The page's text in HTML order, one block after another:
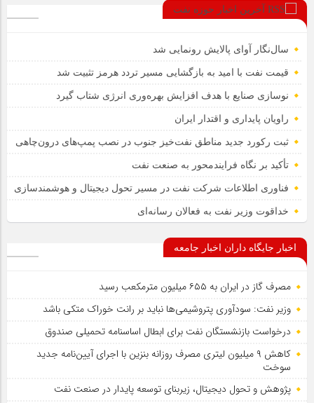
آخرین اخبار حوزه نفت
سال‌نگار آوای پالایش رونمایی شد
قیمت نفت با امید به بازگشایی مسیر تردد هرمز تثبیت شد
نوسازی صنایع با هدف افزایش بهره‌وری انرژی شتاب گیرد
راویان پایداری و اقتدار ایران
ثبت رکورد جدید مناطق نفت‌خیز جنوب در نصب پمپ‌های درون‌چاهی
تأکید بر نگاه فرایندمحور به صنعت نفت
فناوری اطلاعات شرکت نفت در مسیر تحول دیجیتال و هوشمندسازی
خداقوت وزیر نفت به فعالان رسانه‌ای
اخبار جایگاه داران اخبار جامعه
مصرف گاز در ایران به ۶۵۵ میلیون مترمکعب رسید
وزیر نفت: سودآوری پتروشیمی‌ها نباید بر رانت خوراک متکی باشد
درخواست بازنشستگان نفت برای ابطال اساسنامه تحمیلی صندوق
کاهش ۹ میلیون لیتری مصرف روزانه بنزین با اجرای آیین‌نامه جدید
سوخت
پژوهش و تحول دیجیتال، زیربنای توسعه پایدار در صنعت نفت